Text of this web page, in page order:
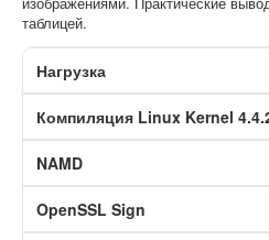
таблицей.
Нагрузка
Компиляция Linux Kernel
NAMD
OpenSSL Sign